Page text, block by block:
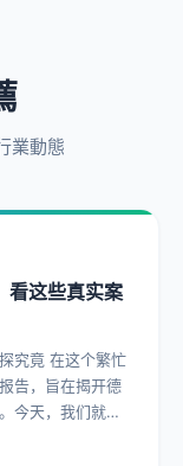
業動態
看这些真实案
个繁忙
告，旨在揭开德
今天，我们就通